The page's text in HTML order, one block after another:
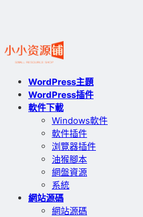
WordPress主題
WordPress插件
軟件下載
Windows軟件
軟件插件
浏覽器插件
油猴腳本
網盤資源
系統
網站源碼
網站源碼